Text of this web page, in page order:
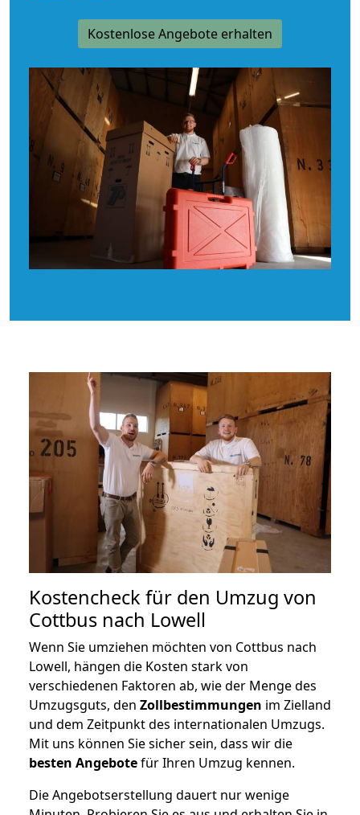
Kostenlose Angebote erhalten
Kostencheck für den Umzug von
Cottbus nach Lowell
Wenn Sie umziehen möchten von Cottbus nach
Lowell, hängen die Kosten stark von
verschiedenen Faktoren ab, wie der Menge des
Umzugsguts, den Zollbestimmungen im Zielland
und dem Zeitpunkt des internationalen Umzugs.
Mit uns können Sie sicher sein, dass wir die
besten Angebotefür Ihren Umzug kennen.
Die Angebotserstellung dauert nur wenige